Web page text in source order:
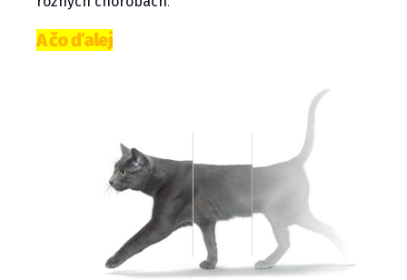
A čo ďalej